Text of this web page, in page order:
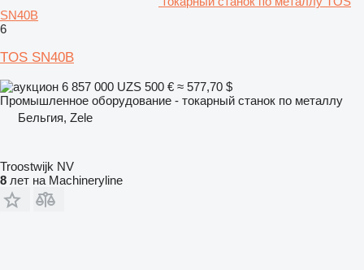
SN40B
6
TOS SN40B
6 857 000 UZS 500 € ≈ 577,70 $
Промышленное оборудование - токарный станок по металлу
Бельгия, Zele
Troostwijk NV
8 лет на Machineryline